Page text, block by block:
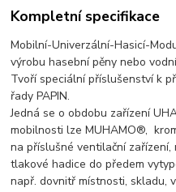
Kompletní specifikace
Mobilní-Univerzální-Hasicí-
výrobu hasební pěny nebo
Tvoří speciální příslušenství k
řady PAPIN.
Jedná se o obdobu zařízení
mobilnosti lze MUHAMO®,
na příslušné ventilační
tlakové hadice do předem
např. dovnitř místnosti, skladu,